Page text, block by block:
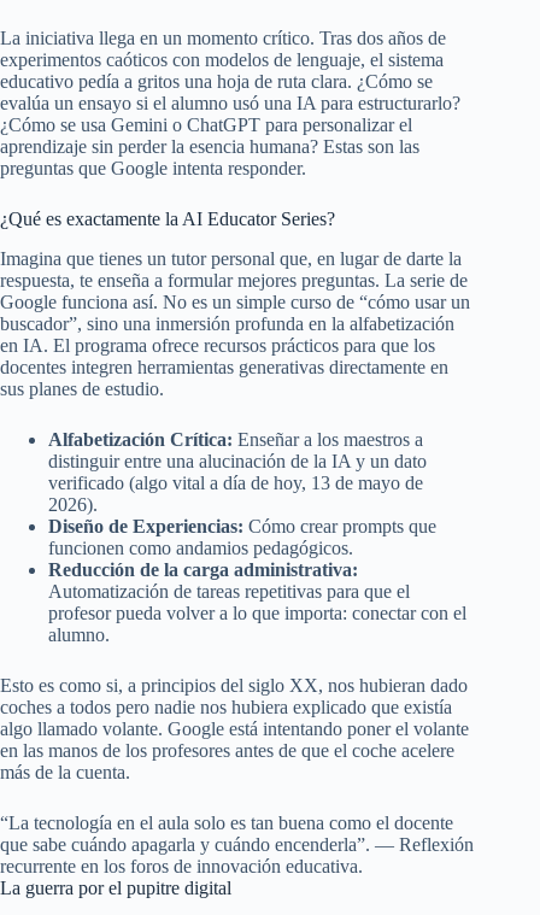
La iniciativa llega en un momento crítico. Tras dos años de
experimentos caóticos con modelos de lenguaje, el sistema
educativo pedía a gritos una hoja de ruta clara. ¿Cómo se
evalúa un ensayo si el alumno usó una IA para estructurarlo?
¿Cómo se usa Gemini o ChatGPT para personalizar el
aprendizaje sin perder la esencia humana? Estas son las
preguntas que Google intenta responder.
¿Qué es exactamente la AI Educator Series?
Imagina que tienes un tutor personal que, en lugar de darte la
respuesta, te enseña a formular mejores preguntas. La serie de
Google funciona así. No es un simple curso de “cómo usar un
buscador”, sino una inmersión profunda en la alfabetización
en IA. El programa ofrece recursos prácticos para que los
docentes integren herramientas generativas directamente en
sus planes de estudio.
Alfabetización Crítica: Enseñar a los maestros a
distinguir entre una alucinación de la IA y un dato
verificado (algo vital a día de hoy, 13 de mayo de
2026).
Diseño de Experiencias: Cómo crear prompts que
funcionen como andamios pedagógicos.
Reducción de la carga administrativa:
Automatización de tareas repetitivas para que el
profesor pueda volver a lo que importa: conectar con el
alumno.
Esto es como si, a principios del siglo XX, nos hubieran dado
coches a todos pero nadie nos hubiera explicado que existía
algo llamado volante. Google está intentando poner el volante
en las manos de los profesores antes de que el coche acelere
más de la cuenta.
“La tecnología en el aula solo es tan buena como el docente
que sabe cuándo apagarla y cuándo encenderla”. — Reflexión
recurrente en los foros de innovación educativa.
La guerra por el pupitre digital